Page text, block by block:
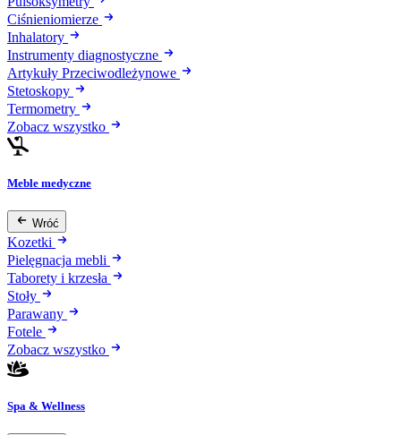
Ciśnieniomierze
Inhalatory
Instrumenty diagnostyczne
Artykuły Przeciwodleżynowe
Stetoskopy
Termometry
Zobacz wszystko
Meble medyczne
Wróć
Kozetki
Pielęgnacja mebli
Taborety i krzesła
Stoły
Parawany
Fotele
Zobacz wszystko
Spa & Wellness